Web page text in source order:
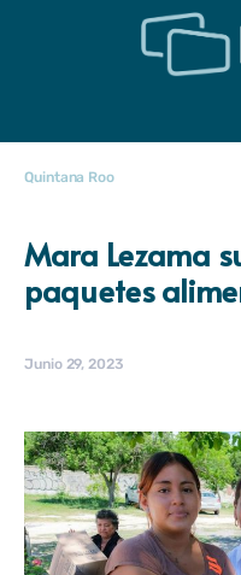
Quintana Roo
Mara Lezama
paquetes
Junio 29, 2023